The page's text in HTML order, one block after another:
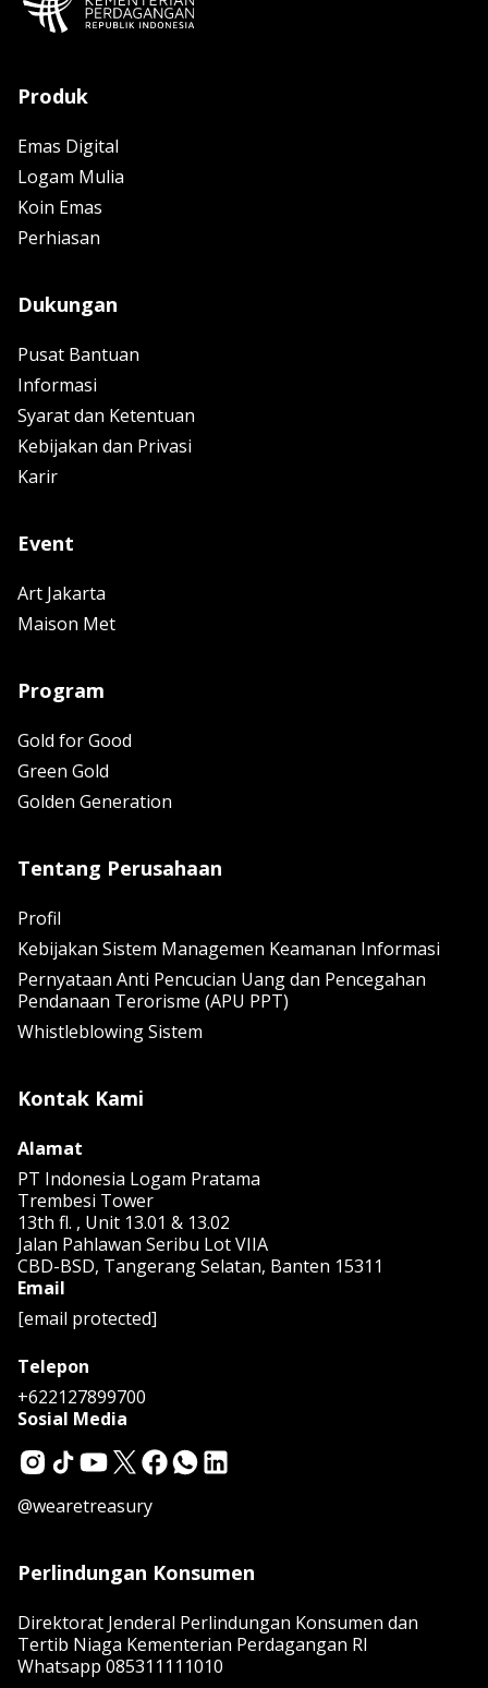
Produk
Emas Digital
Logam Mulia
Koin Emas
Perhiasan
Dukungan
Pusat Bantuan
Informasi
Syarat dan Ketentuan
Kebijakan dan Privasi
Karir
Event
Art Jakarta
Maison Met
Program
Gold for Good
Green Gold
Golden Generation
Tentang Perusahaan
Profil
Kebijakan Sistem Managemen Keamanan Informasi
Pernyataan Anti Pencucian Uang dan Pencegahan
Pendanaan Terorisme (APU PPT)
Whistleblowing Sistem
Kontak Kami
Alamat
PT Indonesia Logam Pratama
Trembesi Tower
13th fl. , Unit 13.01 & 13.02
Jalan Pahlawan Seribu Lot VIIA
CBD-BSD, Tangerang Selatan, Banten 15311
Email
[email protected]
Telepon
+622127899700
Sosial Media
@wearetreasury
Perlindungan Konsumen
Direktorat Jenderal Perlindungan Konsumen dan
Tertib Niaga Kementerian Perdagangan RI
Whatsapp 085311111010